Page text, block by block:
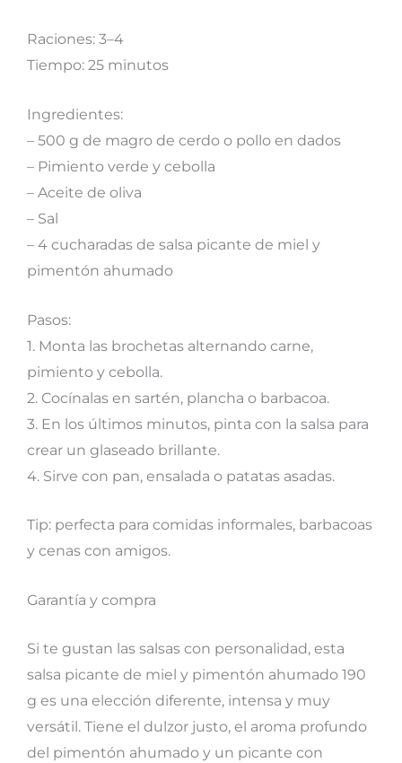
Raciones: 3–4
Tiempo: 25 minutos
Ingredientes:
– 500 g de magro de cerdo o pollo en dados
– Pimiento verde y cebolla
– Aceite de oliva
– Sal
– 4 cucharadas de salsa picante de miel y
pimentón ahumado
Pasos:
1. Monta las brochetas alternando carne,
pimiento y cebolla.
2. Cocínalas en sartén, plancha o barbacoa.
3. En los últimos minutos, pinta con la salsa para
crear un glaseado brillante.
4. Sirve con pan, ensalada o patatas asadas.
Tip: perfecta para comidas informales, barbacoas
y cenas con amigos.
Garantía y compra
Si te gustan las salsas con personalidad, esta
salsa picante de miel y pimentón ahumado 190
g es una elección diferente, intensa y muy
versátil. Tiene el dulzor justo, el aroma profundo
del pimentón ahumado y un picante con